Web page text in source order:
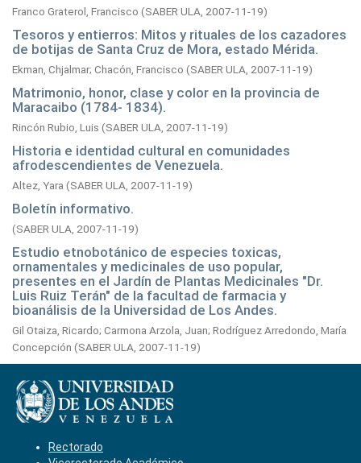
Franco Graterol, Francisco (SABER ULA, 2007-11-19)
Tesoros y entierros: Mitos y rituales de los cazadores
de botijas de Santa Cruz de Mora, estado Mérida.
Ekman, Chjalmar; Chacón, Francisco (SABER ULA, 2007-11-19)
Matrimonio, honor, clase y color en la provincia de
Maracaibo (1784- 1834).
Rincón Rubio, Luis (SABER ULA, 2007-11-19)
Historia e identidad cultural en comunidades
afrodescendientes de Venezuela.
Altez, Yara (SABER ULA, 2007-11-19)
Boletín informativo.
(SABER ULA, 2007-11-19)
Estudio etnobotánico de especies toxicas,
ornamentales y medicinales de uso popular,
presentes en el Jardín de Plantas Medicinales "Dr.
Luis Ruiz Terán" de la facultad de farmacia y
bioanálisis de la Universidad de Los Andes.
Gil Otaiza, Ricardo; Carmona Arzola, Juan; Rodríguez Arredondo, María
Concepción (SABER ULA, 2007-11-19)
Rectorado